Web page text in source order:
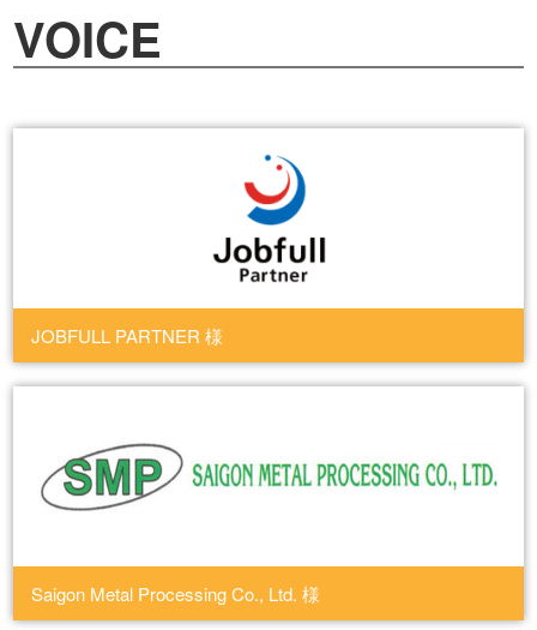
VOICE
JOBFULL PARTNER 様
Saigon Metal Processing Co., Ltd. 様